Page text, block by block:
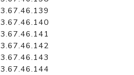
3.67.46.139
3.67.46.140
3.67.46.141
3.67.46.142
3.67.46.143
3.67.46.144